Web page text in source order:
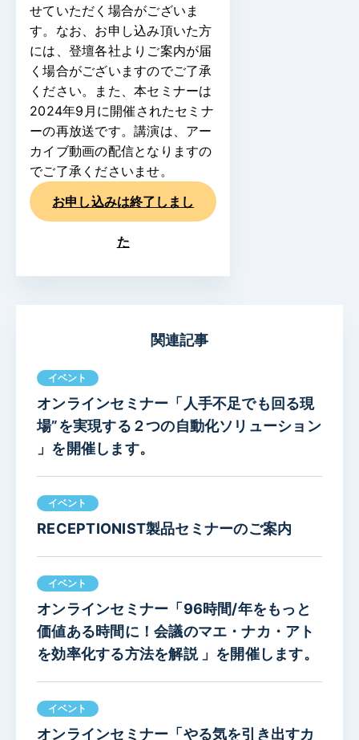
せていただく場合がございま
す。なお、お申し込み頂いた方
には、登壇各社よりご案内が届
く場合がございますのでご了承
ください。また、本セミナーは
2024年9月に開催されたセミナ
ーの再放送です。講演は、アー
カイブ動画の配信となりますの
でご了承くださいませ。
お申し込みは終了しまし
た
関連記事
イベント
オンラインセミナー「人手不足でも回る現
場”を実現する２つの自動化ソリューション
」を開催します。
イベント
RECEPTIONIST製品セミナーのご案内
イベント
オンラインセミナー「96時間/年をもっと
価値ある時間に！会議のマエ・ナカ・アト
を効率化する方法を解説 」を開催します。
イベント
オンラインセミナー「やる気を引き出すカ